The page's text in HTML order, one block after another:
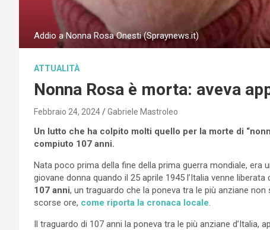
Addio a Nonna Rosa Onesti (Spraynews.it)
ATTUALITÀ
Nonna Rosa è morta: aveva
Febbraio 24, 2024 Gabriele Mastroleo
Un lutto che ha colpito molti quello per la morte di
compiuto 107 anni.
Nata poco prima della fine della prima guerra mondiale, era
giovane donna quando il 25 aprile 1945 l’Italia venne
107 anni, un traguardo che la poneva tra le più anziane non
scorse ore, come riporta la cronaca locale
Il traguardo di 107 anni la poneva tra le più anziane d’Italia,